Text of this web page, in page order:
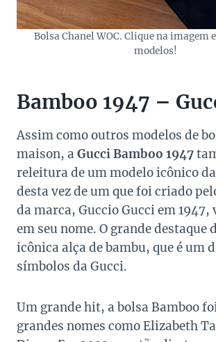
Bolsa Chanel WOC. Clique na imagem
modelos!
Bamboo 1947 –
Assim como outros modelos de
maison, a Gucci Bamboo 1947
releitura de um modelo icônico
desta vez de um que foi criado
da marca, Guccio Gucci em 1947,
em seu nome. O grande destaque
icônica alça de bambu, que é um
símbolos da Gucci.
Um grande hit, a bolsa Bamboo
grandes nomes como Elizabeth